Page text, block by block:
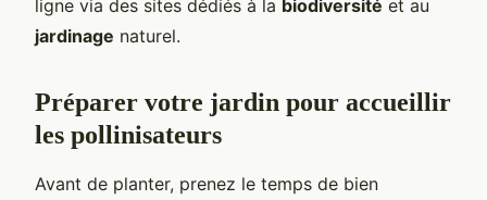
ligne via des sites dédiés à la biodiversité et au
jardinage naturel.
Préparer votre jardin pour accueillir
les pollinisateurs
Avant de planter, prenez le temps de bien